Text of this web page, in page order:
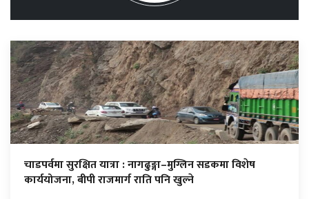
चाडपर्वमा सुरक्षित यात्रा : नागढुङ्गा–मुग्लिन सडकमा विशेष
कार्ययोजना, बीपी राजमार्ग राति पनि खुल्ने